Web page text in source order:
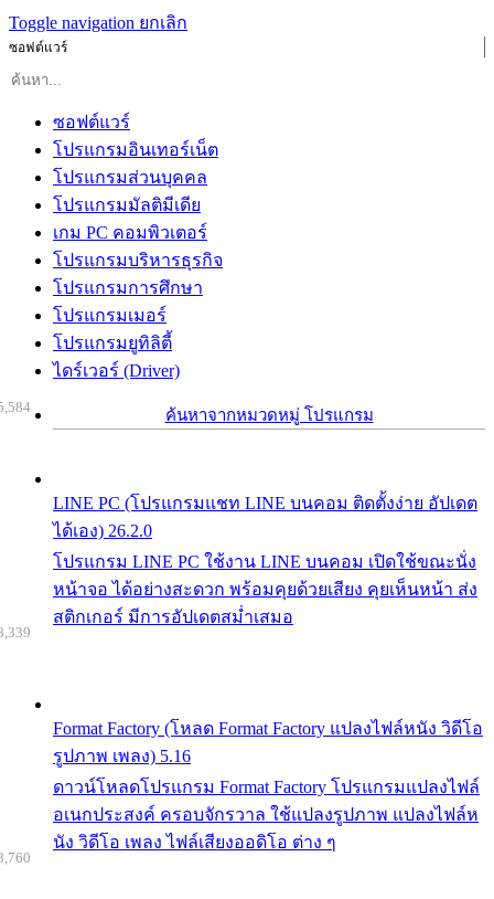
Toggle navigation ยกเลิก
ซอฟต์แวร์
ซอฟต์แวร์
โปรแกรมอินเทอร์เน็ต
โปรแกรมส่วนบุคคล
โปรแกรมมัลติมีเดีย
เกม PC คอมพิวเตอร์
โปรแกรมบริหารธุรกิจ
โปรแกรมการศึกษา
โปรแกรมเมอร์
โปรแกรมยูทิลิตี้
ไดร์เวอร์ (Driver)
ค้นหาจากหมวดหมู่ โปรแกรม
LINE PC (โปรแกรมแชท LINE บนคอม ติดตั้งง่าย อัปเดต
ได้เอง) 26.2.0
โปรแกรม LINE PC ใช้งาน LINE บนคอม เปิดใช้ขณะนั่ง
หน้าจอ ได้อย่างสะดวก พร้อมคุยด้วยเสียง คุยเห็นหน้า ส่ง
สติกเกอร์ มีการอัปเดตสม่ำเสมอ
Format Factory (โหลด Format Factory แปลงไฟล์หนัง วิดีโอ
รูปภาพ เพลง) 5.16
ดาวน์โหลดโปรแกรม Format Factory โปรแกรมแปลงไฟล์
อเนกประสงค์ ครอบจักรวาล ใช้แปลงรูปภาพ แปลงไฟล์ห
นัง วิดีโอ เพลง ไฟล์เสียงออดิโอ ต่าง ๆ